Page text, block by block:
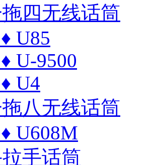
拖四无线话筒
♦ U85
♦ U-9500
♦ U4
拖八无线话筒
♦ U608M
拉手话筒